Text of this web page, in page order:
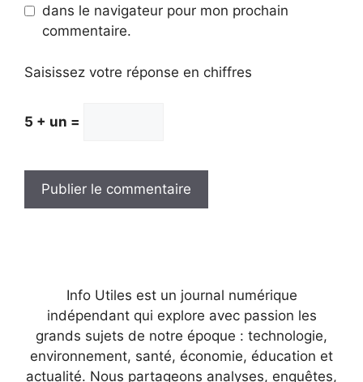
dans le navigateur pour mon prochain
commentaire.
Saisissez votre réponse en chiffres
5 + un =
Info Utiles est un journal numérique
indépendant qui explore avec passion les
grands sujets de notre époque : technologie,
environnement, santé, économie, éducation et
actualité. Nous partageons analyses, enquêtes,